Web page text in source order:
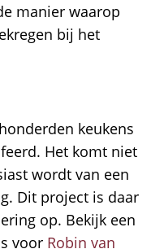
manier waarop
bij het
keukens
Het komt niet
wordt van een
Dit project is daar
op. Bekijk een
voor Robin van